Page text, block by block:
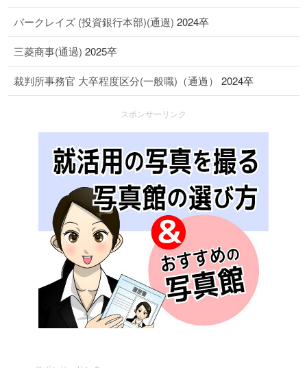
バークレイズ (投資銀行本部)(通過) 2024卒
三菱商事(通過) 2025卒
裁判所事務官 大卒程度区分(一般職)（通過） 2024卒
スポンサーリンク